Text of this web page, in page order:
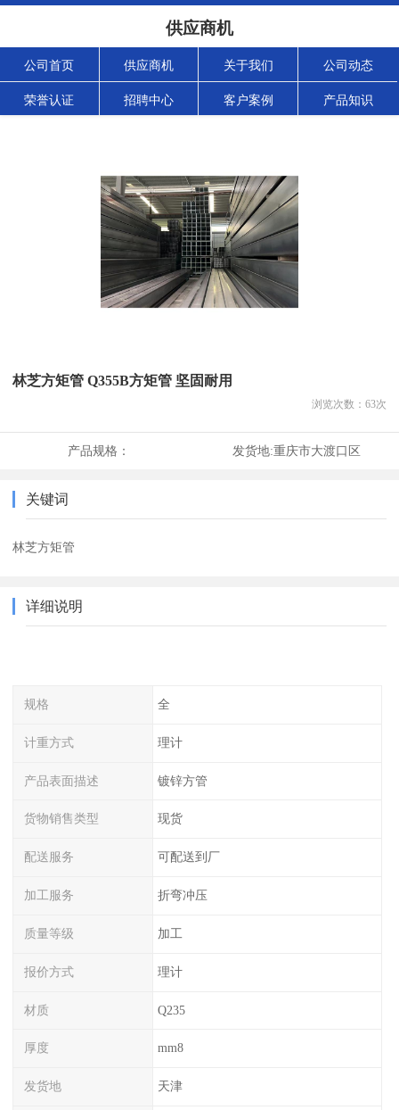
供应商机
公司首页 供应商机 关于我们 公司动态
荣誉认证 招聘中心 客户案例 产品知识
林芝方矩管 Q355B方矩管 坚固耐用
浏览次数： 63次
产品规格： 发货地:重庆市大渡口区
关键词
林芝方矩管
详细说明
规格 全
计重方式 理计
产品表面描述 镀锌方管
货物销售类型 现货
配送服务 可配送到厂
加工服务 折弯冲压
质量等级 加工
报价方式 理计
材质 Q235
厚度 mm8
发货地 天津